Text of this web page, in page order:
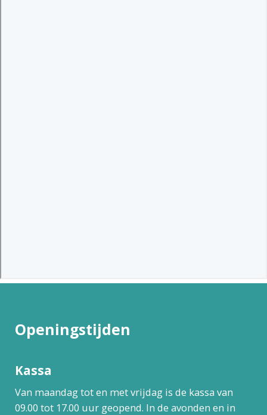
Openingstijden
Kassa
Van maandag tot en met vrijdag is de kassa van
09.00 tot 17.00 uur geopend. In de avonden en in